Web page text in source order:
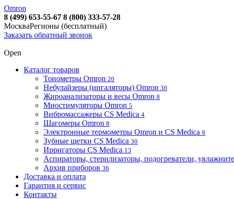
Omron
8 (499) 653-55-67 8 (800) 333-57-28
МоскваРегионы (бесплатный)
Заказать обратный звонок
Open
Каталог товаров
Тонометры Omron 20
Небулайзеры (ингаляторы) Omron 30
Жироанализаторы и весы Omron 8
Миостимуляторы Omron 5
Вибромассажеры CS Medica 4
Шагомеры Omron 8
Электронные термометры Omron и CS Medica 8
Зубные щетки CS Medica 30
Ирригаторы CS Medica 13
Аспираторы, стерилизаторы, подогреватели,
Архив приборов 36
Доставка и оплата
Гарантия и сервис
Контакты